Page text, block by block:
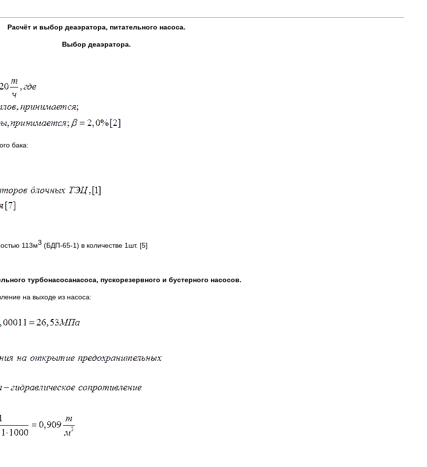
Расчёт и выбор деаэратора, питательного насоса.
Выбор деаэратора.
бака:
113м3 (БДП-65-1) в количестве 1шт. [5]
турбонасосанасоса, пускорезервного и бустерного насосов.
на выходе из насоса: